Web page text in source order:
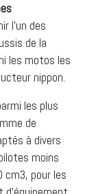
l’un des
de la
les motos les
nippon.
les plus
de
à divers
moins
cm3, pour les